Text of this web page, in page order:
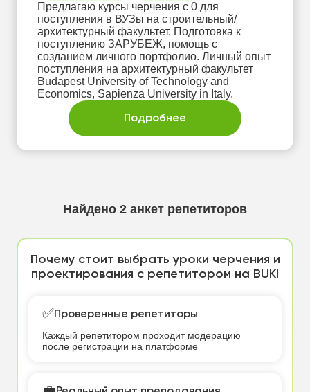
Предлагаю курсы черчения с 0 для
поступления в ВУЗы на строительный/
архитектурный факультет. Подготовка к
поступлению ЗАРУБЕЖ, помощь с
созданием личного портфолио. Личный опыт
поступления на архитектурный факультет
Budapest University of Technology and
Economics, Sapienza University in Italy.
Подробнее
Найдено 2 анкет репетиторов
Почему стоит выбрать уроки черчения и
проектирования с репетитором на BUKI
✅Проверенные репетиторы
Каждый репетитором проходит модерацию
после регистрации на платформе